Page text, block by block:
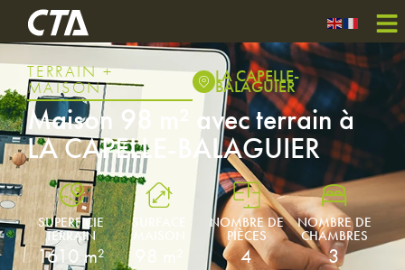
TERRAIN +
MAISON
LA CAPELLE-
BALAGUIER
Maison 98 m² avec terrain à
LA CAPELLE-BALAGUIER
SUPERFICIE
TERRAIN
1610 m²
SURFACE NOMBRE DE
PIÈCES
4
NOMBRE DE
CHAMBRES
3